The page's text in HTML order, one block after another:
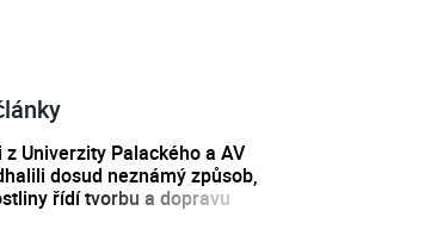
z Univerzity Palackého a AV
dosud neznámý způsob,
řídí tvorbu a dopravu